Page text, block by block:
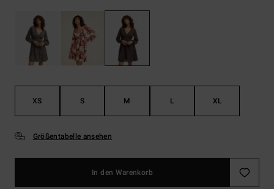
XS S M L XL
Größentabelle ansehen
In den Warenkorb